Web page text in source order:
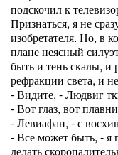
подскочил к
Признаться, я не
изобретателя. Но, в
плане неясный
быть и тень скалы, и
рефракции света, и
- Видите, - Людвиг
- Вот глаз, вот
- Левиафан, - с
- Все может быть, - я
делать